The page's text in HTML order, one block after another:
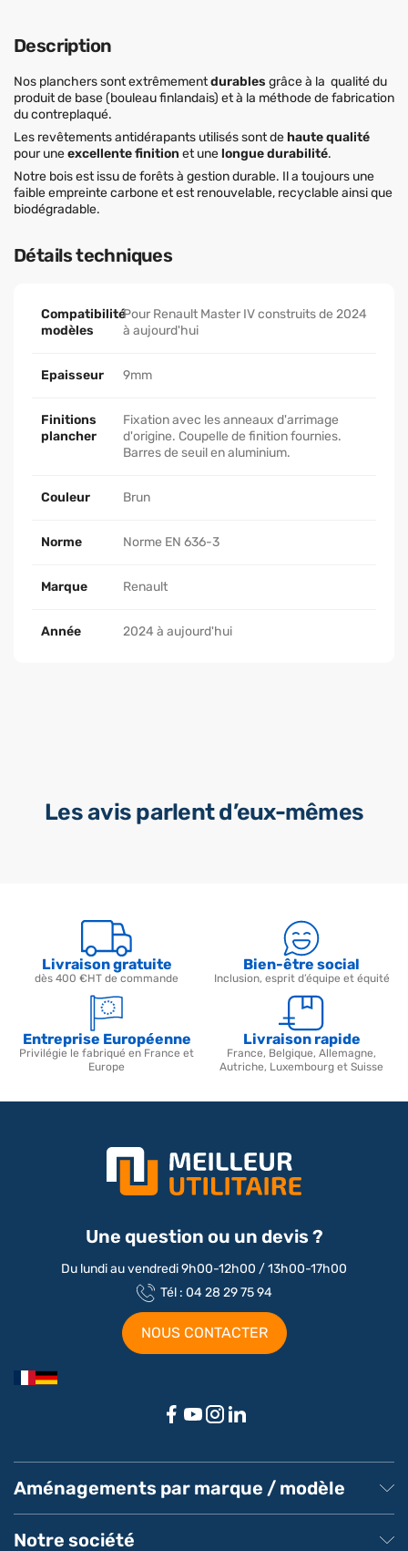
Description
Nos planchers sont extrêmementdurables grâce à la qualité du
produit de base (bouleau finlandais) et à la méthode de fabrication
du contreplaqué.
Les revêtements antidérapants utilisés sont dehaute qualité
pour uneexcellente finition et unelongue durabilité.
Notre bois est issu de forêts à gestion durable. Il a toujours une
faible empreinte carbone et est renouvelable, recyclable ainsi que
biodégradable.
Détails techniques
Compatibilité
modèles
Pour Renault Master IV construits de 2024
à aujourd'hui
Epaisseur 9mm
Finitions
plancher
Fixation avec les anneaux d'arrimage
d'origine. Coupelle de finition fournies.
Barres de seuil en aluminium.
Couleur Brun
Norme Norme EN 636-3
Marque Renault
Année 2024 à aujourd'hui
Les avis parlent d’eux-mêmes
Livraison gratuite
dès 400 €HT de commande
Bien-être social
Inclusion, esprit d’équipe et équité
Entreprise Européenne
Privilégie le fabriqué en France et
Europe
Livraison rapide
France, Belgique, Allemagne,
Autriche, Luxembourg et Suisse
Une question ou un devis ?
Du lundi au vendredi 9h00-12h00 / 13h00-17h00
Tél : 04 28 29 75 94
NOUS CONTACTER
Aménagements par marque / modèle
Aménagement Peugeot Expert
Notre société